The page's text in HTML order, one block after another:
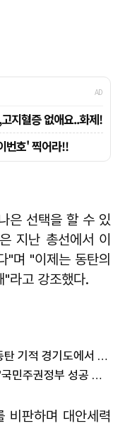
은 선택을 할 수 있
지난 총선에서 이
"며 "이제는 동탄의
"라고 강조했다.
조응천, 개혁신당 경기지사 출마..."동탄 기적 경기도에서 실현"
與 광역단체장 후보들 '원팀' 선언…"국민주권정부 성공 뒷받침해야"
비판하며 대안세력